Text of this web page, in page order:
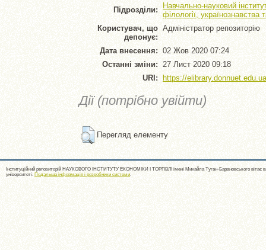
Підрозділи:
Навчально-науковий
філології, українознавства
Користувач, що
депонує:
Адміністратор репозиторію
Дата внесення: 02 Жов 2020 07:24
Останні зміни: 27 Лист 2020 09:18
URI:
https://
Дії (потрібно увійти)
Перегляд елементу
Інституційний репозиторій НАУКОВОГО ІНСТИТУТУ ЕКОНОМІКИ І ТОРГІВЛІ імені Михайла Туган-Барановського вітає
університеті. Подальша інформація і розробники системи